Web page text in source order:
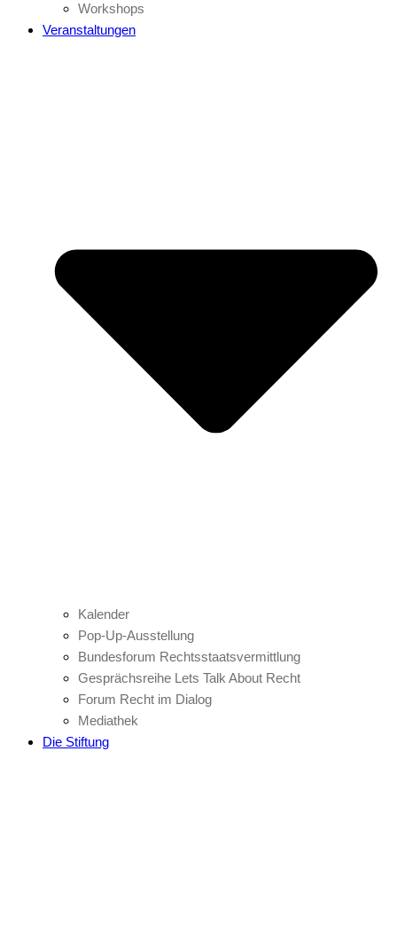
Workshops
Veranstaltungen
Kalender
Pop-Up-Ausstellung
Bundesforum Rechtsstaatsvermittlung
Gesprächsreihe Lets Talk About Recht
Forum Recht im Dialog
Mediathek
Die Stiftung